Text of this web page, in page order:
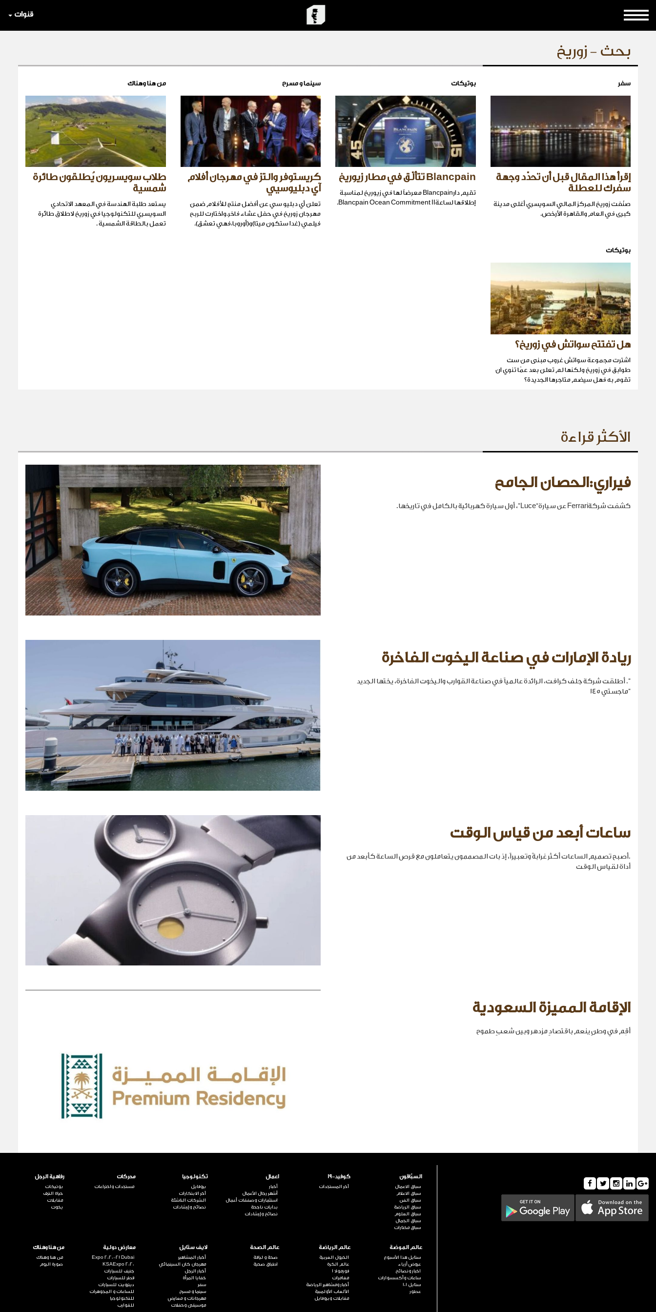
قنوات
بحث - زوريخ
سفر
إقرأ هذا المقال قبل أن تحدّد وجهة
سفرك للعطلة
صنّفت زوريخ المركز المالي السويسري أغلى مدينة
كبرى في العام والقاهرة الأرخص.
بوتيكات
Blancpain تتألّق في مطار زيوريخ
تقيم دارBlancpain معرضاً لها في زيوريخ لمناسبة
إطلاقها لساعةBlancpain Ocean Commitment II.
سينما و مسرح
كريستوفر والتز في مهرجان أفلام
آي دبليوسيي
تعلن أي دبليو سي عن أفضل منتج للأفلام ضمن
مهرجان زوريخ في حفل عشاء فاخر.واختارت للربح
فيلمي (غدا ستكون ميتا)و(أوروبا،فهي تعشق).
من هنا وهناك
طلاب سويسريون يُطلقون طائرة
شمسية
يستعد طلبة الهندسة في المعهد الاتحادي
السويسري للتكنولوجيا في زوريخ لاطلاق طائرة
تعمل بالطاقة الشمسية .
بوتيكات
هل تفتتح سواتش في زوريخ؟
اشترت مجموعة سواتش غروب مبنى من ست
طوابق في زوريخ ولكنها لم تعلن بعد عمّا تنوي ان
تقوم به فهل سيضم متاجرها الجديدة؟
الأكثر قراءة
فيراري:الحصان الجامح
كشفت شركةFerrari عن سيارة“Luce”، أول سيارة كهربائية بالكامل في تاريخها.
ريادة الإمارات في صناعة اليخوت الفاخرة
". أطلقت شركة جلف كرافت، الرائدة عالمياً في صناعة القوارب واليخوت الفاخرة، يختها الجديد
"ماجستي 145
ساعات أبعد من قياس الوقت
.أصبح تصميم الساعات أكثر غرابةً وتعبيراً، إذ بات المصممون يتعاملون مع قرص الساعة كأبعد من
أداة لقياس الوقت
الإقامة المميزة السعودية
أقِم في وطنٍ ينعم باقتصادٍ مزدهر وبين شعبٍ طموح
السبّاقون
سباق الاعمال
سباق الاعلام
سباق الفن
سباق الرياضة
سباق العلوم
سباق الجمال
سباق مختارات
كوفيد-19
آخر المستجدات
اعمال
أخبار
أشهر رجال الأعمال
استثمارات وصفقات أعمال
بدايات ناجحة
نصائح وإرشادات
تكنولوجيا
بروفايل
آخر الابتكارات
الشركات الناشئة
نصائح وإرشادات
محركات
مستجدات واختراعات
رفاهية الرجل
بوتيكات
حياة الترف
مقابلات
يخوت
عالم الموضة
ستايل هذا الأسبوع
عروض أزياء
اخبار ونصائح
ساعات وأكسسوارات
ستايل 101
عطور
عالم الرياضة
الخيول العربية
عالم الكرة
فورمولا 1
مغامرات
أخبار ومشاهير الرياضة
الألعاب الأولمبية
مقابلات وبروفايل
عالم الصحة
صحة و لياقة
اطباق صحية
لايف ستايل
أخبار المشاهير
مهرجان كان السينمائي
أخبار الرجل
خفايا المرأة
سفر
سينما و مسرح
مهرجانات و معارض
موسيقى وحفلات
معارض دولية
Expo 2020-21 Dubai
KSAExpo 2020
جنيف للسيارات
قطر للسيارات
ديترويت للسيارات
للساعات و المجوهرات
للتكنولوجيا
للقوارب
من هنا وهناك
من هنا وهناك
صورة اليوم